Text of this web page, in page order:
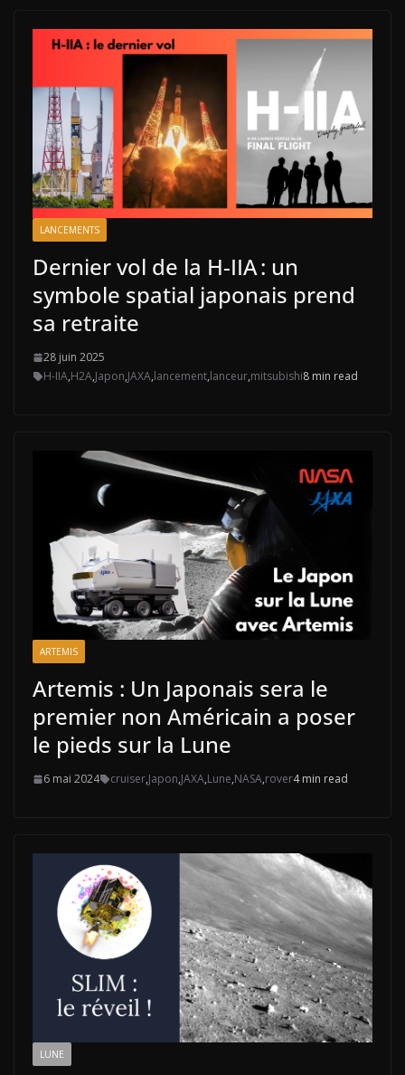
LANCEMENTS
Dernier vol de la H-IIA : un
symbole spatial japonais prend
sa retraite
28 juin 2025
H-IIA,H2A,Japon,JAXA,lancement,lanceur,mitsubishi8 min read
ARTEMIS
Artemis : Un Japonais sera le
premier non Américain a poser
le pieds sur la Lune
6 mai 2024 cruiser,Japon,JAXA,Lune,NASA,rover4 min read
LUNE